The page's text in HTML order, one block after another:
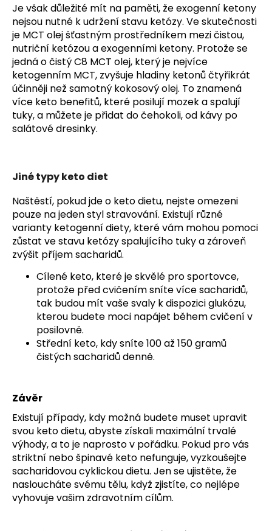
Je však důležité mít na paměti, že exogenní ketony
nejsou nutné k udržení stavu ketózy. Ve skutečnosti
je MCT olej šťastným prostředníkem mezi čistou,
nutriční ketózou a exogenními ketony. Protože se
jedná o čistý C8 MCT olej, který je nejvíce
ketogenním MCT, zvyšuje hladiny ketonů čtyřikrát
účinněji než samotný kokosový olej. To znamená
více keto benefitů, které posilují mozek a spalují
tuky, a můžete je přidat do čehokoli, od kávy po
salátové dresinky.
Jiné typy keto diet
Naštěstí, pokud jde o keto dietu, nejste omezeni
pouze na jeden styl stravování. Existují různé
varianty ketogenní diety, které vám mohou pomoci
zůstat ve stavu ketózy spalujícího tuky a zároveň
zvýšit příjem sacharidů.
Cílené keto, které je skvělé pro sportovce,
protože před cvičením sníte více sacharidů,
tak budou mít vaše svaly k dispozici glukózu,
kterou budete moci napájet během cvičení v
posilovně.
Střední keto, kdy sníte 100 až 150 gramů
čistých sacharidů denně.
Závěr
Existují případy, kdy možná budete muset upravit
svou keto dietu, abyste získali maximální trvalé
výhody, a to je naprosto v pořádku. Pokud pro vás
striktní nebo špinavé keto nefunguje, vyzkoušejte
sacharidovou cyklickou dietu. Jen se ujistěte, že
nasloucháte svému tělu, když zjistíte, co nejlépe
vyhovuje vašim zdravotním cílům.